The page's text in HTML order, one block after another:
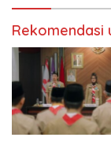
Rekomendasi